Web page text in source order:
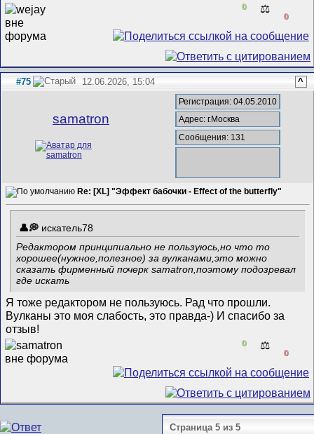
0 ⚖️
0
#75 12.06.2026, 15:04 ^
samatron
Регистрация: 04.05.2010
Адрес: г.Москва
Сообщения: 131
Re: [XL] "Эффект бабочки - Effect of the butterfly"
искатель78
Редактором принципиально не пользуюсь,но что то
хорошее(нужное,полезное) за вулканами,это можно
сказать фирменный почерк samatron,поэтому подозревал
где искать
Я тоже редактором не пользуюсь. Рад что прошли.
Вулканы это моя слабость, это правда-) И спасибо за
отзыв!
0 ⚖️
0
Страница 5 из 5